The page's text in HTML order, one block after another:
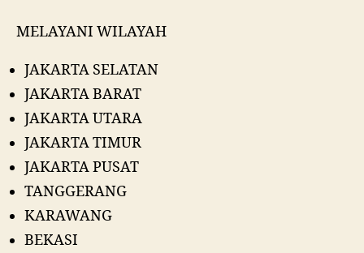
MELAYANI WILAYAH
JAKARTA SELATAN
JAKARTA BARAT
JAKARTA UTARA
JAKARTA TIMUR
JAKARTA PUSAT
TANGGERANG
KARAWANG
BEKASI